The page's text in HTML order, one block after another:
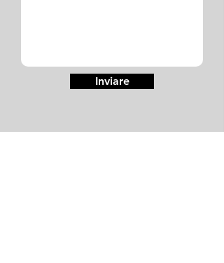
Inviare